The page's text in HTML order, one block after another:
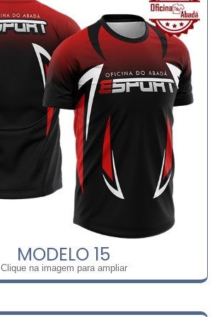
MODELO 15
Clique na imagem para ampliar